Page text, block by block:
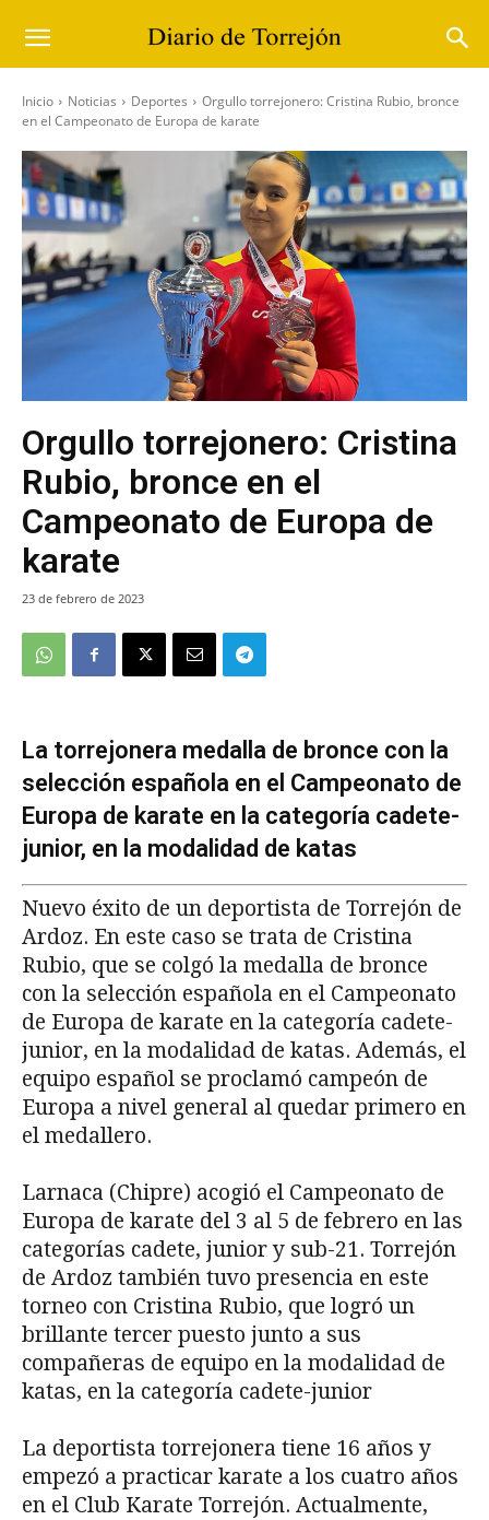
Inicio Noticias Deportes
Orgullo torrejonero: Cristina Rubio, bronce
en el Campeonato de Europa de karate
Orgullo torrejonero: Cristina
Rubio, bronce en el
Campeonato de Europa de
karate
23 de febrero de 2023
La torrejonera medalla de bronce con la
selección española en el Campeonato de
Europa de karate en la categoría cadete-
junior, en la modalidad de katas
Nuevo éxito de un deportista de Torrejón de
Ardoz. En este caso se trata de Cristina
Rubio, que se colgó la medalla de bronce
con la selección española en el Campeonato
de Europa de karate en la categoría cadete-
junior, en la modalidad de katas. Además, el
equipo español se proclamó campeón de
Europa a nivel general al quedar primero en
el medallero.
Larnaca (Chipre) acogió el Campeonato de
Europa de karate del 3 al 5 de febrero en las
categorías cadete, junior y sub-21. Torrejón
de Ardoz también tuvo presencia en este
torneo con Cristina Rubio, que logró un
brillante tercer puesto junto a sus
compañeras de equipo en la modalidad de
katas, en la categoría cadete-junior
La deportista torrejonera tiene 16 años y
empezó a practicar karate a los cuatro años
en el Club Karate Torrejón. Actualmente,